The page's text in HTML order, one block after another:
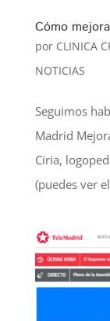
Cómo
por CLINICA
NOTICIAS
Seguimos
Madrid
Ciria,
(puedes ver